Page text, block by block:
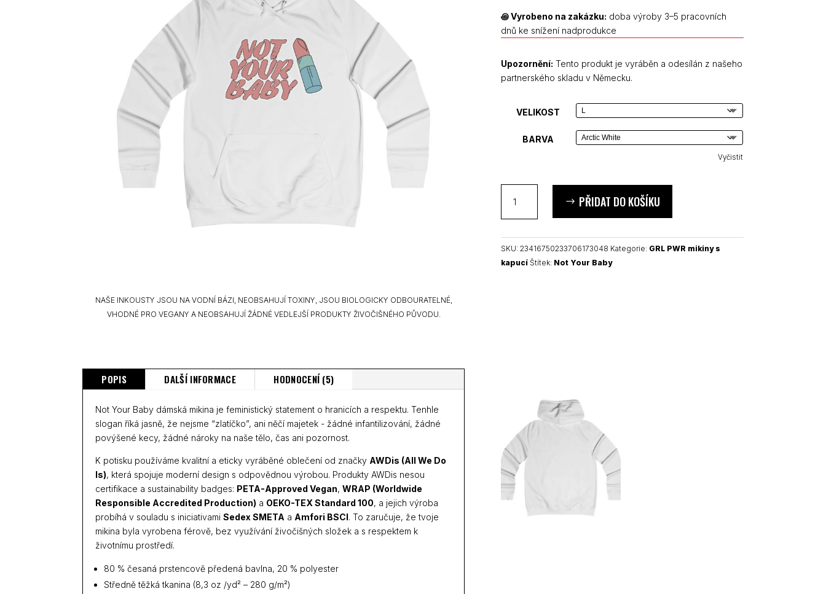
NAŠE INKOUSTY JSOU NA VODNÍ BÁZI, NEOBSAHUJÍ TOXINY, JSOU BIOLOGICKY ODBOURATELNÉ,
VHODNÉ PRO VEGANY A NEOBSAHUJÍ ŽÁDNÉ VEDLEJŠÍ PRODUKTY ŽIVOČIŠNÉHO PŮVODU.
꩜Vyrobeno na zakázku: doba výroby 3–5 pracovních
dnů ke snížení nadprodukce
Upozornění: Tento produkt je vyráběn a odesílán z našeho
partnerského skladu v Německu.
VELIKOST
BARVA
Vyčistit
Your
Baby
mikina
množství
PŘIDAT DO KOŠÍKU
SKU: 23416750233706173048 Kategorie: GRL PWR mikiny s
kapucí Štítek: Not Your Baby
POPIS DALŠÍ INFORMACE HODNOCENÍ (5)
Not Your Baby dámská mikina je feministický statement o hranicích a respektu. Tenhle
slogan říká jasně, že nejsme “zlatíčko”, ani něčí majetek - žádné infantilizování, žádné
povýšené kecy, žádné nároky na naše tělo, čas ani pozornost.
K potisku používáme kvalitní a eticky vyráběné oblečení od značky AWDis (All We Do
Is), která spojuje moderní design s odpovědnou výrobou. Produkty AWDis nesou
certifikace a sustainability badges: PETA-Approved Vegan,WRAP (Worldwide
Responsible Accredited Production) a OEKO-TEX Standard 100, a jejich výroba
probíhá v souladu s iniciativamiSedex SMETA a Amfori BSCI. To zaručuje, že tvoje
mikina byla vyrobena férově, bez využívání živočišných složek a s respektem k
životnímu prostředí.
80 % česaná prstencově předená bavlna, 20 % polyester
Středně těžká tkanina (8,3 oz /yd² – 280 g/m²)